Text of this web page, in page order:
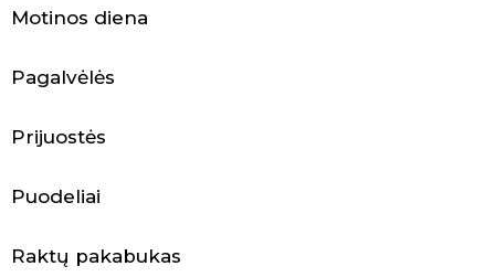
s
e
s
a
r
Motinos diena
Pagalvėlės
Prijuostės
Puodeliai
Raktų pakabukas